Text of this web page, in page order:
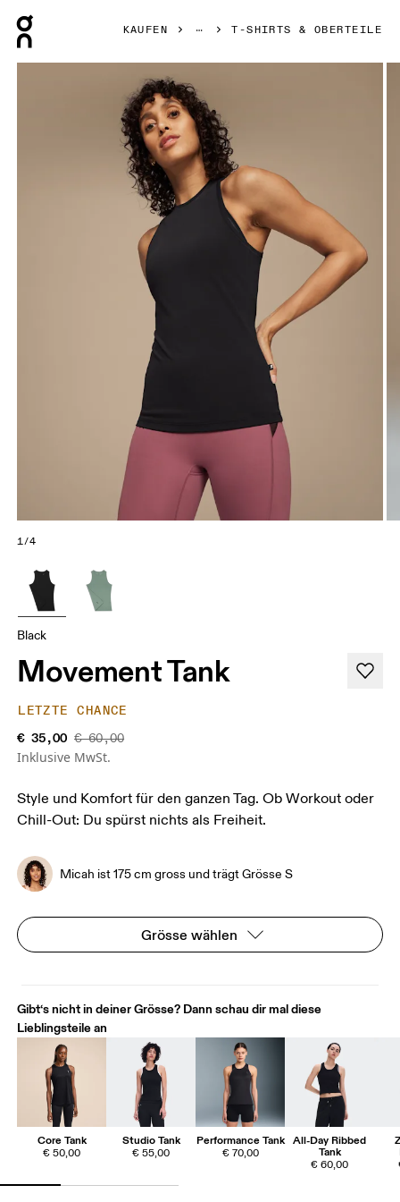
KAUFEN T-SHIRTS & OBERTEILE
1/4
Black
Movement Tank
LETZTE CHANCE
€ 35,00 € 60,00
Inklusive MwSt.
Style und Komfort für den ganzen Tag. Ob Workout oder
Chill-Out: Du spürst nichts als Freiheit.
Micah ist 175 cm gross und trägt Grösse S
Grösse wählen
Gibt‘s nicht in deiner Grösse? Dann schau dir mal diese
Lieblingsteile an
Core Tank
€ 50,00
Studio Tank
€ 55,00
Performance Tank
€ 70,00
All-Day Ribbed
Tank
€ 60,00